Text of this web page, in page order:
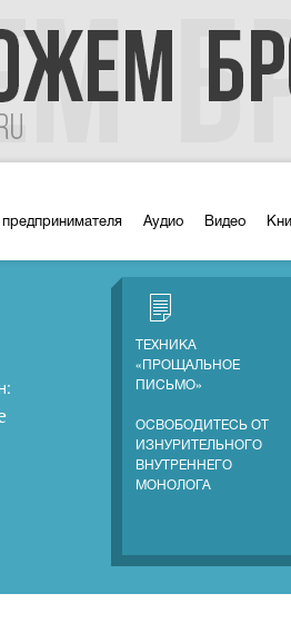
Аудио Видео
ТЕХНИКА
«ПРОЩАЛЬНОЕ
ПИСЬМО»
ОСВОБОДИТЕСЬ ОТ
ИЗНУРИТЕЛЬНОГО
ВНУТРЕННЕГО
МОНОЛОГА